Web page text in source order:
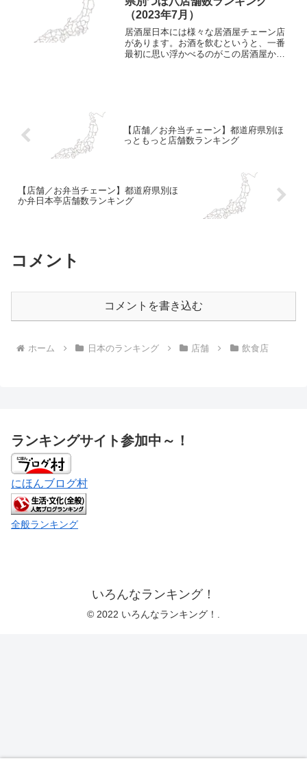
（2023年7月）
居酒屋日本には様々な居酒屋チェーン店
があります。お酒を飲むというと、一番
最初に思い浮かべるのがこの居酒屋かも
【店舗／お弁当チェーン】都道府県別ほ
っともっと店舗数ランキング
【店舗／お弁当チェーン】都道府県別ほ
か弁日本亭店舗数ランキング
コメント
コメントを書き込む
ホーム 日本のランキング 店舗 飲食店
ランキングサイト参加中～！
にほんブログ村
全般ランキング
いろんなランキング！
© 2022 いろんなランキング！.